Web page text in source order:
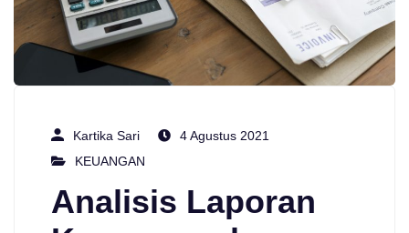
Kartika Sari
4 Agustus 2021
KEUANGAN
Analisis Laporan